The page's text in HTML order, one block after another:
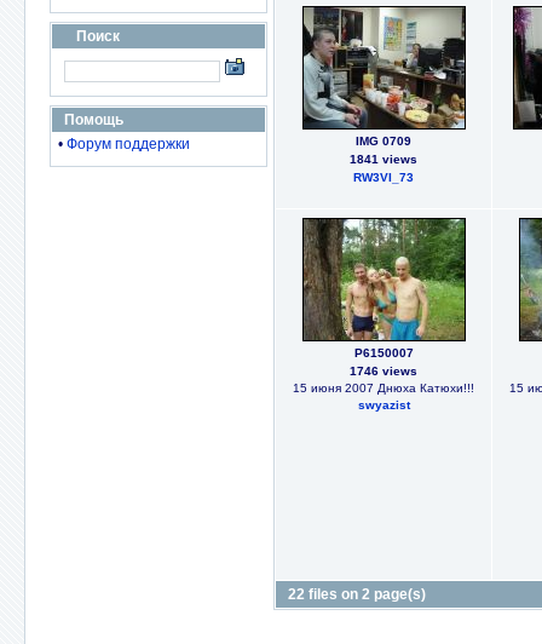
Поиск
Помощь
• Форум поддержки
IMG 0709
1841 views
RW3VI_73
P6150007
1746 views
15 июня 2007 Днюха Катюхи!!!
swyazist
15
22 files on 2 page(s)